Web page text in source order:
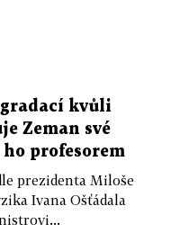
kvůli
Zeman své
profesorem
prezidenta Miloše
Ivana Ošťádala